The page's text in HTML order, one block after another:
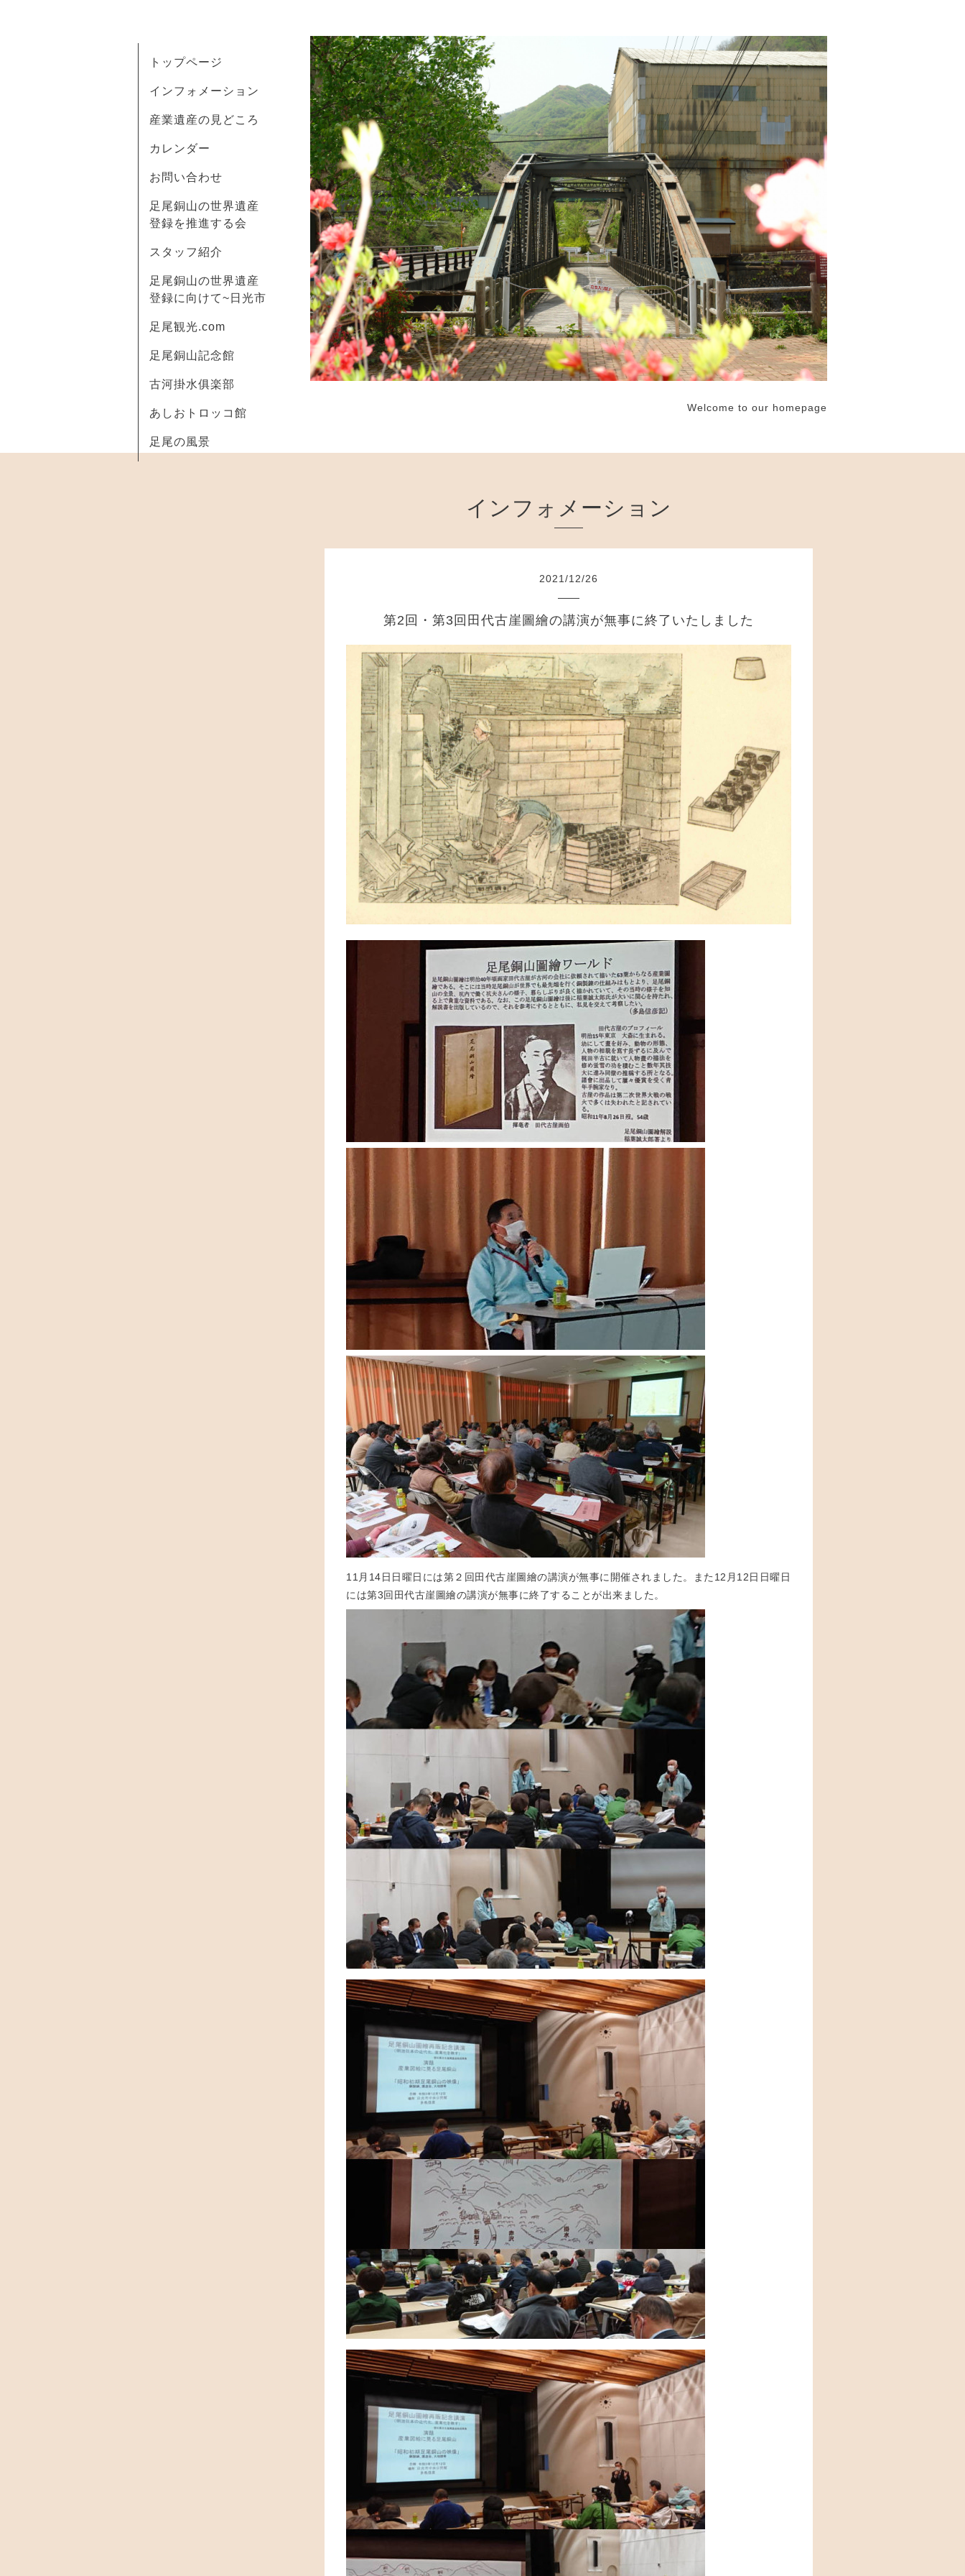
Welcome to our homepage
トップページ
インフォメーション
産業遺産の見どころ
カレンダー
お問い合わせ
足尾銅山の世界遺産
登録を推進する会
スタッフ紹介
足尾銅山の世界遺産
登録に向けて~日光市
足尾観光.com
足尾銅山記念館
古河掛水俱楽部
あしおトロッコ館
足尾の風景
インフォメーション
2021 /12/26
第2回・第3回田代古崖圖繪の講演が無事に終了いたしました
11月14日日曜日には第２回田代古崖圖繪の講演が無事に開催されました。また12月12日日曜日
には第3回田代古崖圖繪の講演が無事に終了することが出来ました。